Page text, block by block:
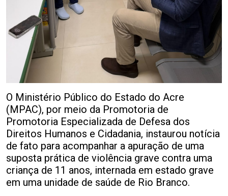
O Ministério Público do Estado do Acre
(MPAC), por meio da Promotoria de
Promotoria Especializada de Defesa dos
Direitos Humanos e Cidadania, instaurou notícia
de fato para acompanhar a apuração de uma
suposta prática de violência grave contra uma
criança de 11 anos, internada em estado grave
em uma unidade de saúde de Rio Branco.